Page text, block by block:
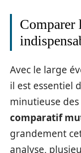
Comparer
Avec le large
il est essentiel
minutieuse
comparatif
grandement
analyse,